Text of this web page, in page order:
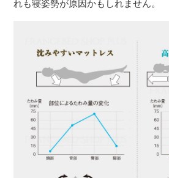
れも寝姿勢が原因かもしれません。